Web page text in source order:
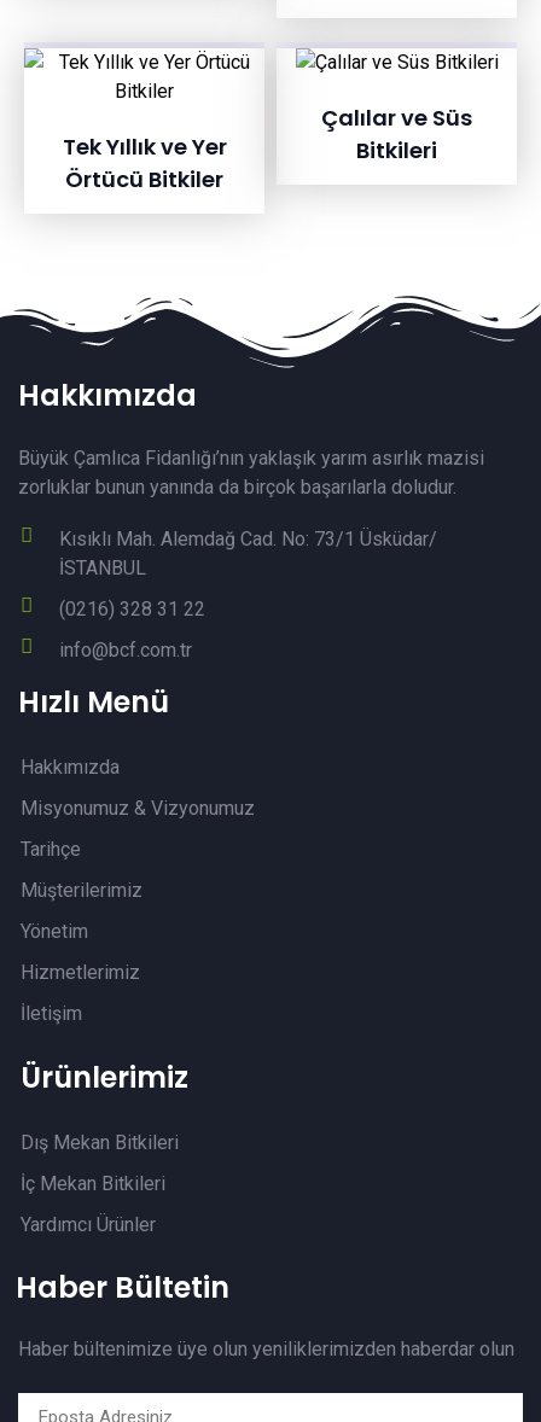
Tek Yıllık ve Yer
Örtücü Bitkiler
Çalılar ve Süs
Bitkileri
Hakkımızda
Büyük Çamlıca Fidanlığı’nın yaklaşık yarım asırlık mazisi
zorluklar bunun yanında da birçok başarılarla doludur.
Kısıklı Mah. Alemdağ Cad. No: 73/1 Üsküdar/
İSTANBUL
(0216) 328 31 22
info@bcf.com.tr
Hızlı Menü
Hakkımızda
Misyonumuz & Vizyonumuz
Tarihçe
Müşterilerimiz
Yönetim
Hizmetlerimiz
İletişim
Ürünlerimiz
Dış Mekan Bitkileri
İç Mekan Bitkileri
Yardımcı Ürünler
Haber Bültetin
Haber bültenimize üye olun yeniliklerimizden haberdar olun